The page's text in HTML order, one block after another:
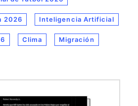
2026 Inteligencia Artificial
Clima Migración